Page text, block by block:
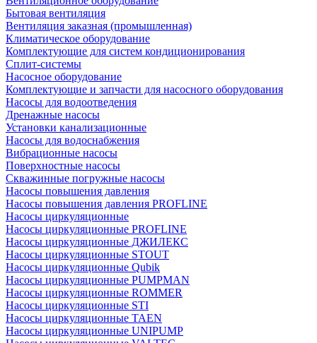
Бытовая вентиляция
Вентиляция заказная (промышленная)
Климатическое оборудование
Комплектующие для систем кондиционирования
Сплит-системы
Насосное оборудование
Комплектующие и запчасти для насосного оборудования
Насосы для водоотведения
Дренажные насосы
Установки канализационные
Насосы для водоснабжения
Вибрационные насосы
Поверхностные насосы
Скважинные погружные насосы
Насосы повышения давления
Насосы повышения давления PROFLINE
Насосы циркуляционные
Насосы циркуляционные PROFLINE
Насосы циркуляционные ДЖИЛЕКС
Насосы циркуляционные STOUT
Насосы циркуляционные Qubik
Насосы циркуляционные PUMPMAN
Насосы циркуляционные ROMMER
Насосы циркуляционные STI
Насосы циркуляционные TAEN
Насосы циркуляционные UNIPUMP